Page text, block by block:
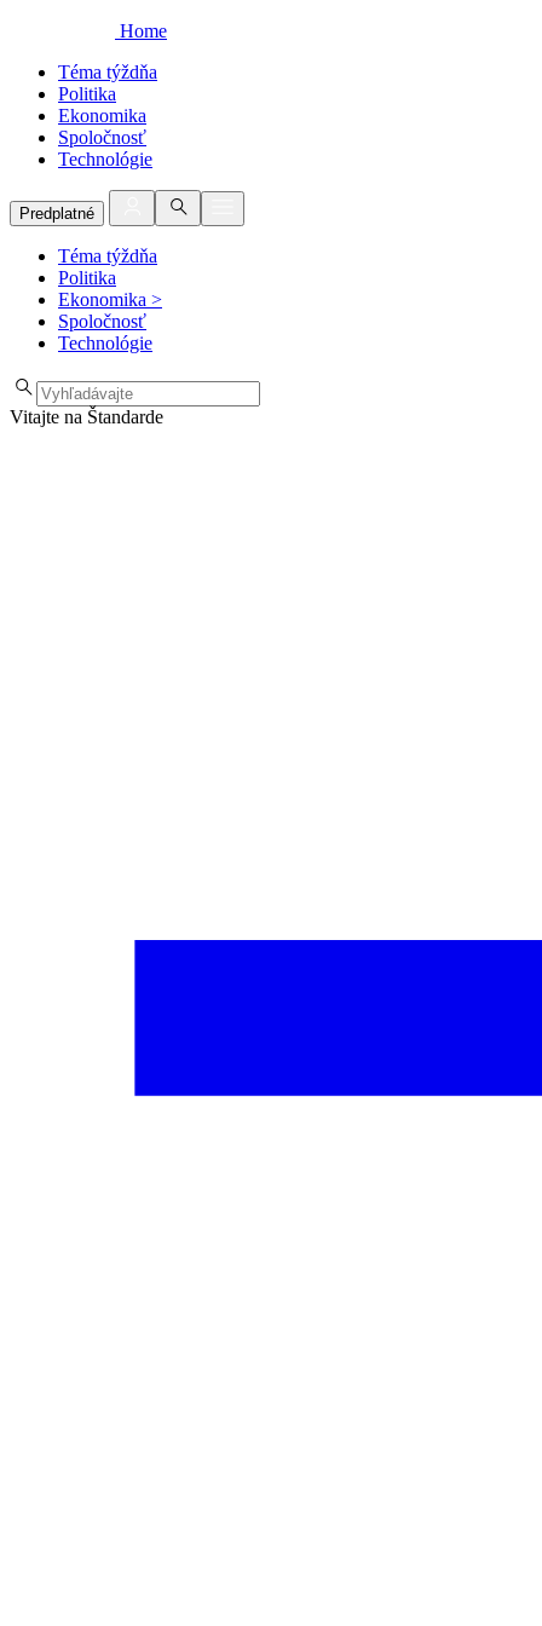
Home
Téma týždňa
Politika
Ekonomika
Spoločnosť
Technológie
Predplatné
Téma týždňa
Politika
Ekonomika >
Spoločnosť
Technológie
Vitajte na Štandarde